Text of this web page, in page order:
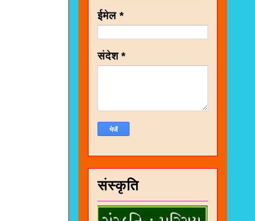
ईमेल *
संदेश *
संस्कृति